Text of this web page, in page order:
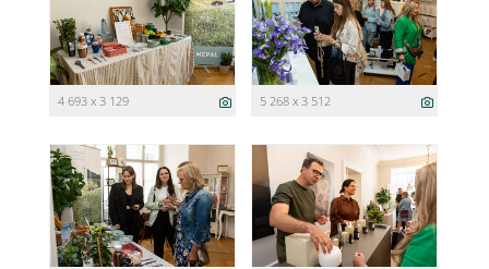
4 693 x 3 129 5 268 x 3 512